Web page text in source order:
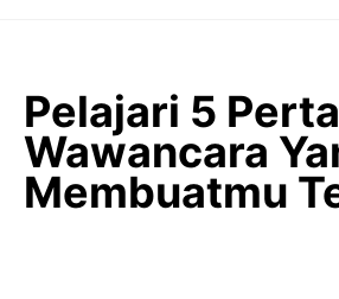
Pelajari 5
Wawancara
Membuatmu